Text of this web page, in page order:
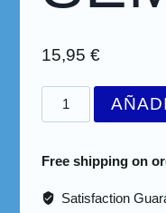
15,95 €
Free shipping on
Satisfaction